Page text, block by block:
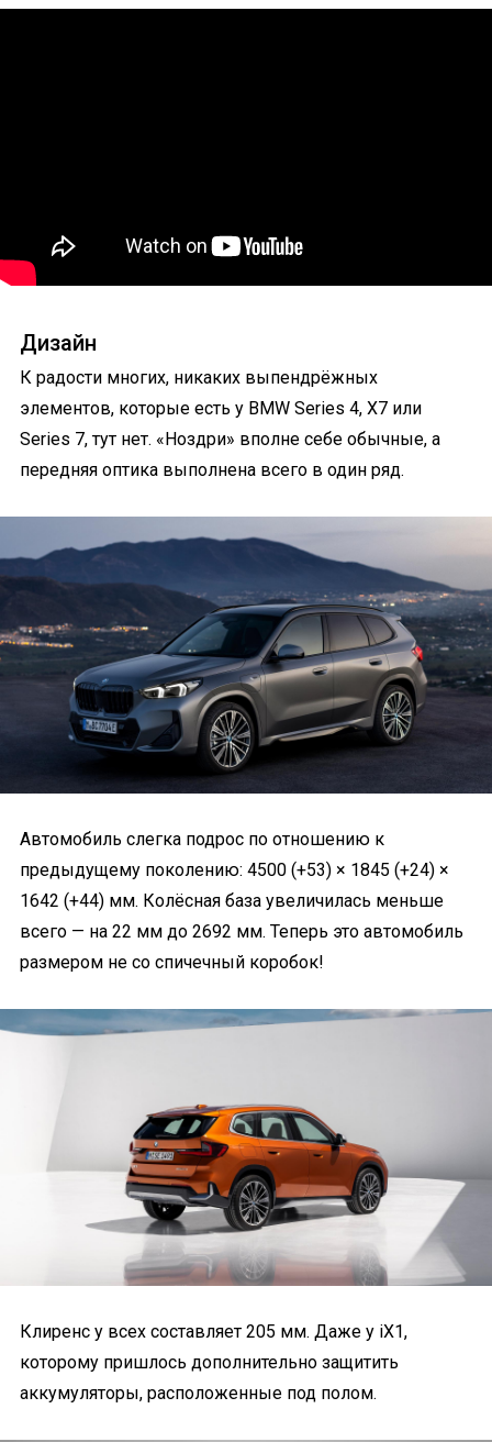
Дизайн
К радости многих, никаких выпендрёжных
элементов, которые есть у BMW Series 4, X7 или
Series 7, тут нет. «Ноздри» вполне себе обычные, а
передняя оптика выполнена всего в один ряд.
Автомобиль слегка подрос по отношению к
предыдущему поколению: 4500 (+53) × 1845 (+24) ×
1642 (+44) мм. Колёсная база увеличилась меньше
всего — на 22 мм до 2692 мм. Теперь это автомобиль
размером не со спичечный коробок!
Клиренс у всех составляет 205 мм. Даже у iX1,
которому пришлось дополнительно защитить
аккумуляторы, расположенные под полом.